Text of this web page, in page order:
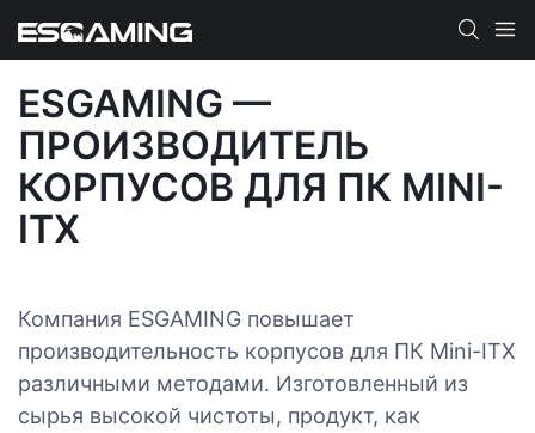
ESGAMING —
ПРОИЗВОДИТЕЛЬ
КОРПУСОВ ДЛЯ ПК MINI-
ITX
Компания ESGAMING повышает
производительность корпусов для ПК Mini-ITX
различными методами. Изготовленный из
сырья высокой чистоты, продукт, как